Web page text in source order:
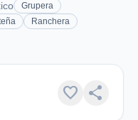
Grupera
Ranchera
favorite share